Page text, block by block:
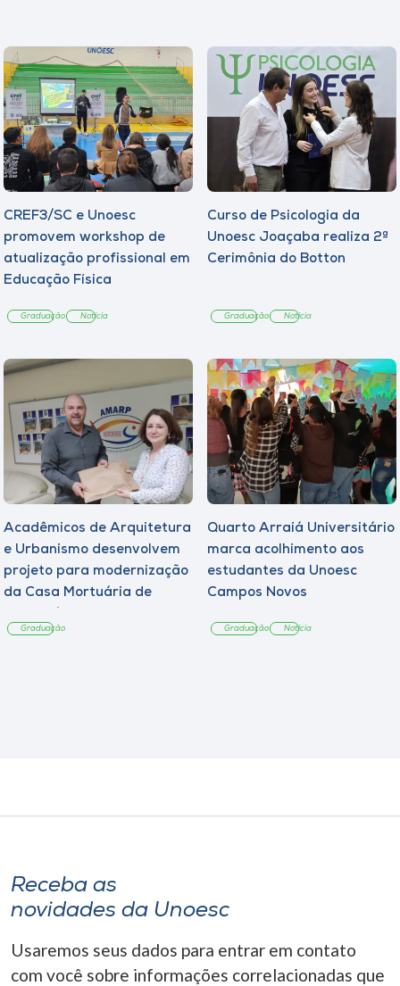
CREF3/SC e Unoesc
promovem workshop de
atualização profissional em
Educação Física
Graduação Notícia
Curso de Psicologia da
Unoesc Joaçaba realiza 2ª
Cerimônia do Botton
Graduação Notícia
Acadêmicos de Arquitetura
e Urbanismo desenvolvem
projeto para modernização
da Casa Mortuária de
Graduação
Quarto Arraiá Universitário
marca acolhimento aos
estudantes da Unoesc
Campos Novos
Graduação Notícia
Receba as
novidades da Unoesc
Usaremos seus dados para entrar em contato
com você sobre informações correlacionadas que